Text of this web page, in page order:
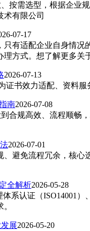
按需选型，根据企业
术有限公司
07-17
有适配企业自身情
方式。想了解更多关
2026-07-13
书效力适配、资料
南2026-07-08
合规高效、流程顺畅
2026-07-01
避免流程冗余，核
全解析2026-05-28
系认证（ISO14001
展2026-05-20